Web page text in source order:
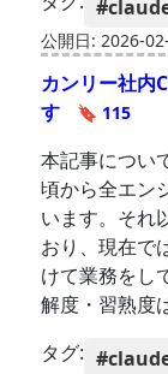
公開日: 2026-
カンリー社内
す
🔖 115
本記事につい
頃から全エン
います。それ
おり、現在で
けて業務をし
解度・習熟度
タグ: